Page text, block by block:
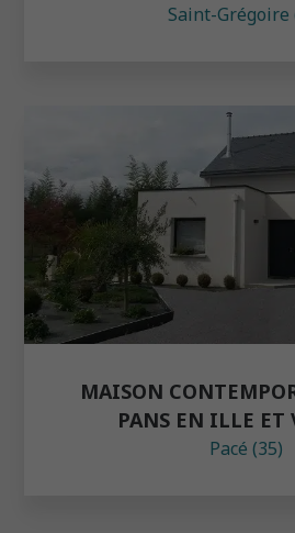
Saint-Grégoire
MAISON
PANS EN ILLE
Pacé (35)